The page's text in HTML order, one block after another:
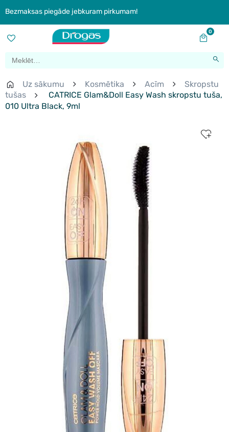
Bezmaksas piegāde jebkuram pirkumam!
0
Uz sākumu Kosmētika Acīm
Skropstu
tušas
CATRICE Glam&Doll Easy Wash skropstu tuša,
010 Ultra Black, 9ml